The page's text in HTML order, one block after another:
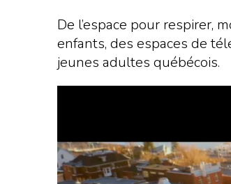
De l’espace pour respirer,
enfants, des espaces de
jeunes adultes québécois.